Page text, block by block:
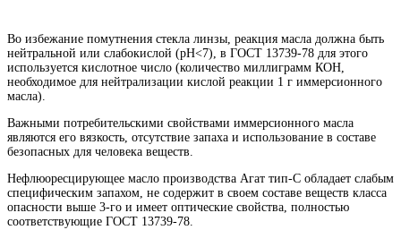
Во избежание помутнения стекла линзы, реакция масла должна быть
нейтральной или слабокислой (pH<7), в ГОСТ 13739-78 для этого
используется кислотное число (количество миллиграмм КОН,
необходимое для нейтрализации кислой реакции 1 г иммерсионного
масла).
Важными потребительскими свойствами иммерсионного масла
являются его вязкость, отсутствие запаха и использование в составе
безопасных для человека веществ.
Нефлюоресцирующее масло производства Агат тип-С обладает слабым
специфическим запахом, не содержит в своем составе веществ класса
опасности выше 3-го и имеет оптические свойства, полностью
соответствующие ГОСТ 13739-78.